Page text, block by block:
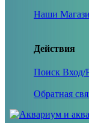
Наши
Действия
Поиск Вход/
Обратная